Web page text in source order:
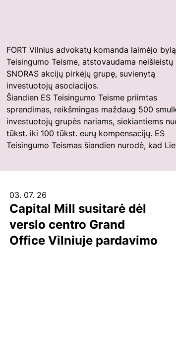
FORT Vilnius advokatų komanda laimėjo
Teisingumo Teisme, atstovaudama neišleistų
SNORAS akcijų pirkėjų grupę, suvienytą
investuotojų asociacijos.
Šiandien ES Teisingumo Teisme priimtas
sprendimas, reikšmingas maždaug 500
investuotojų grupės nariams, siekiantiems
tūkst. iki 100 tūkst. eurų kompensacijų. ES
Teisingumo Teismas šiandien nurodė, kad
sistemai, patvirtinanti ES teisės viršenybę, net
tuomet kai jos reikalavimai neperkelti į
teisę. Bylą vedė advokatai: dr. A.Mamontovas
03. 07. 26
Capital Mill susitarė dėl
verslo centro Grand
Office Vilniuje pardavimo